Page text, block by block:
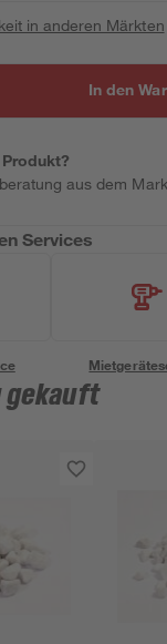
in anderen Märkten
In den
aus dem
Services
gekauft